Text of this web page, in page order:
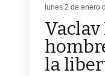
lunes 2 de enero
Vaclav
la